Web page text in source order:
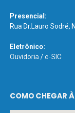
Presencial:
Rua Dr.Lauro Sodré,
Eletrônico:
Ouvidoria /e-SIC
COMO CHEGAR